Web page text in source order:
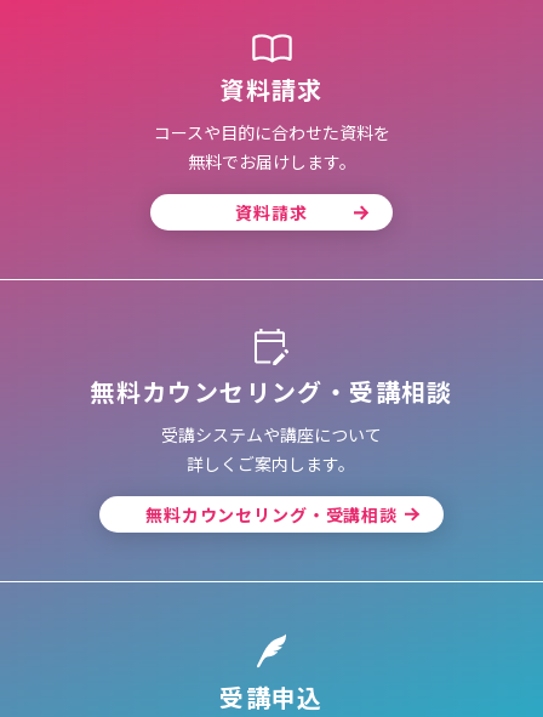
資料請求
コースや目的に合わせた資料を
無料でお届けします。
資料請求
無料カウンセリング・受講相談
受講システムや講座について
詳しくご案内します。
無料カウンセリング・受講相談
受講申込